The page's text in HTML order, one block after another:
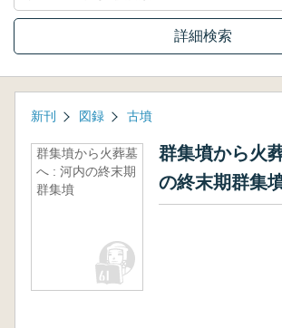
詳細検索
新刊 図録 古墳
群集墳から火葬墓
へ : 河内の終末期
群集墳
群集墳から火
の終末期群集